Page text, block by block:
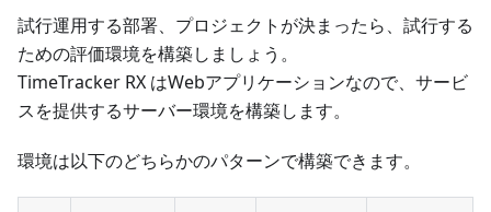
試行運用する部署、プロジェクトが決まったら、試行する
ための評価環境を構築しましょう。
TimeTracker RX はWebアプリケーションなので、サービ
スを提供するサーバー環境を構築します。
環境は以下のどちらかのパターンで構築できます。